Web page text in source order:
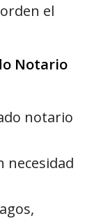
el
Notario
notario
necesidad